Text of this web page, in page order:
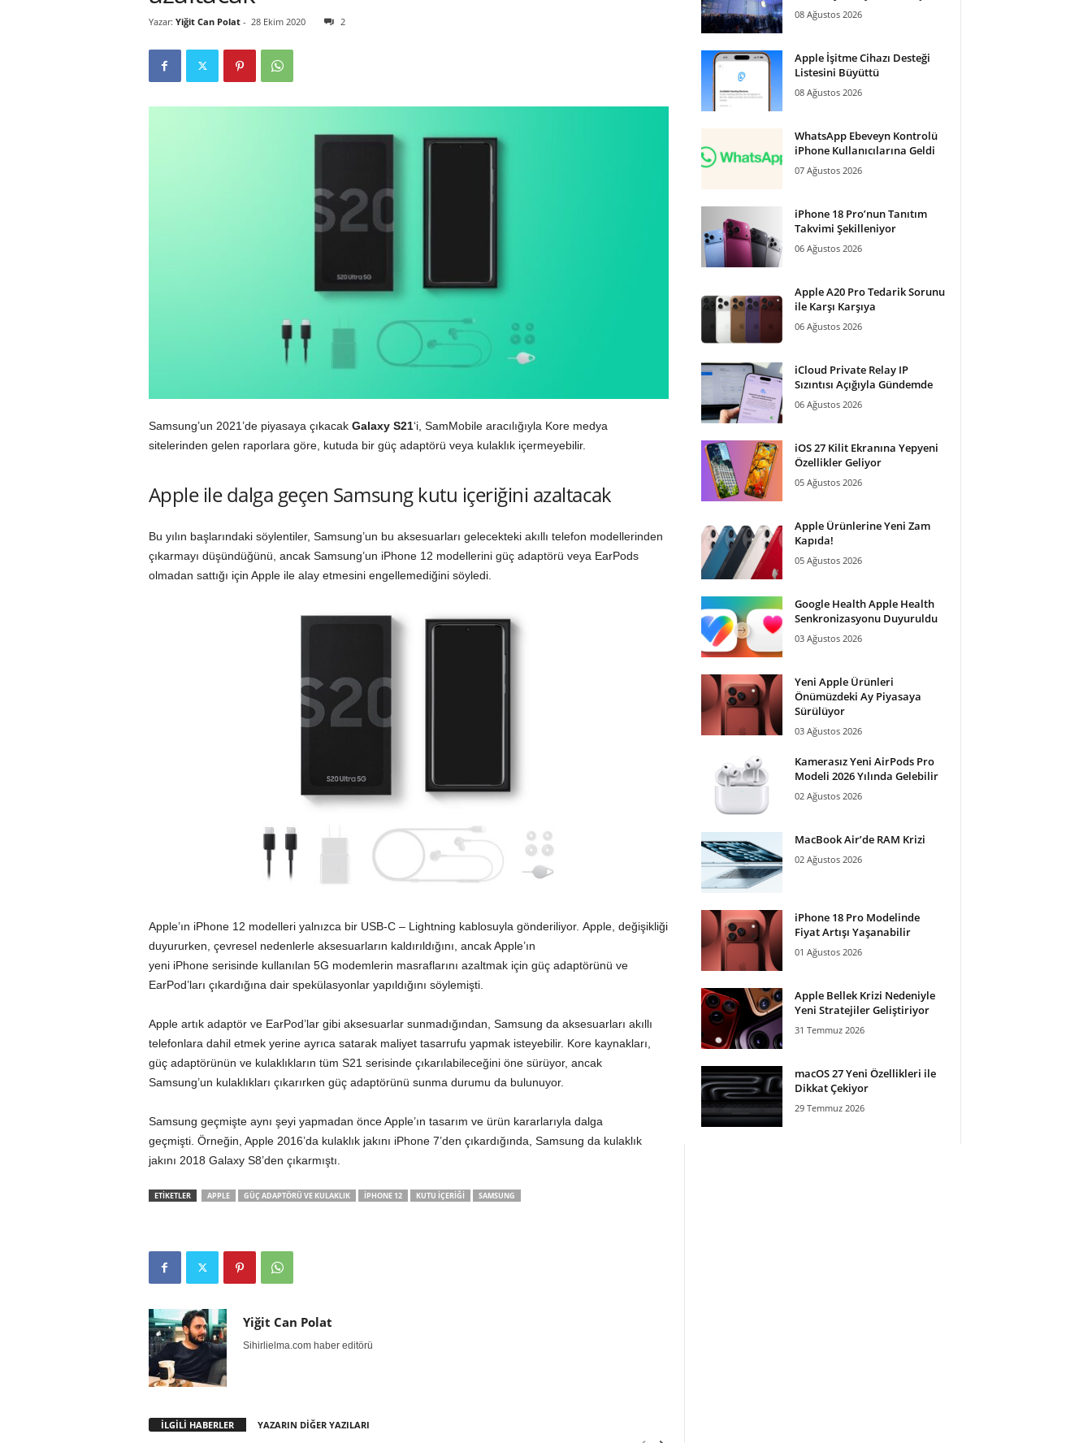
i
Yazar: Yiğit Can Polat- 28 Ekim 2020 2
Samsung’un 2021’de piyasaya çıkacak Galaxy S21‘i, SamMobile aracılığıyla Kore medya
sitelerinden gelen raporlara göre, kutuda bir güç adaptörü veya kulaklık içermeyebilir.
Apple ile dalga geçen Samsung kutu içeriğini azaltacak
Bu yılın başlarındaki söylentiler, Samsung’un bu aksesuarları gelecekteki akıllı telefon modellerinden
çıkarmayı düşündüğünü, ancak Samsung’un iPhone 12 modellerini güç adaptörü veya EarPods
olmadan sattığı için Apple ile alay etmesini engellemediğini söyledi.
Apple’ın ‌iPhone 12‌ modelleri yalnızca bir USB-C – Lightning kablosuyla gönderiliyor. Apple, değişikliği
duyururken, çevresel nedenlerle aksesuarların kaldırıldığını, ancak Apple’ın
yeni iPhoneserisinde kullanılan 5G modemlerin masraflarını azaltmak için güç adaptörünü ve
EarPod’ları çıkardığına dair spekülasyonlar yapıldığını söylemişti.
Apple artık adaptör ve EarPod’lar gibi aksesuarlar sunmadığından, Samsung da aksesuarları akıllı
telefonlara dahil etmek yerine ayrıca satarak maliyet tasarrufu yapmak isteyebilir. Kore kaynakları,
güç adaptörünün ve kulaklıkların tüm S21 serisinde çıkarılabileceğini öne sürüyor, ancak
Samsung’un kulaklıkları çıkarırken güç adaptörünü sunma durumu da bulunuyor.
Samsung geçmişte aynı şeyi yapmadan önce Apple’ın tasarım ve ürün kararlarıyla dalga
geçmişti. Örneğin, Apple 2016’da kulaklık jakını ‌iPhone 7’den çıkardığında, Samsung da kulaklık
jakını 2018 Galaxy S8’den çıkarmıştı.
ETİKETLER APPLE GÜÇ ADAPTÖRÜ VE KULAKLIK IPHONE 12 KUTU IÇERIĞI SAMSUNG
Yiğit Can Polat
Sihirlielma.com haber editörü
İLGİLİ HABERLER YAZARIN DİĞER YAZILARI
08 Ağustos 2026
Apple İşitme Cihazı Desteği
Listesini Büyüttü
08 Ağustos 2026
WhatsApp Ebeveyn Kontrolü
iPhone Kullanıcılarına Geldi
07 Ağustos 2026
iPhone 18 Pro’nun Tanıtım
Takvimi Şekilleniyor
06 Ağustos 2026
Apple A20 Pro Tedarik Sorunu
ile Karşı Karşıya
06 Ağustos 2026
iCloud Private Relay IP
Sızıntısı Açığıyla Gündemde
06 Ağustos 2026
iOS 27 Kilit Ekranına Yepyeni
Özellikler Geliyor
05 Ağustos 2026
Apple Ürünlerine Yeni Zam
Kapıda!
05 Ağustos 2026
Google Health Apple Health
Senkronizasyonu Duyuruldu
03 Ağustos 2026
Yeni Apple Ürünleri
Önümüzdeki Ay Piyasaya
Sürülüyor
03 Ağustos 2026
Kamerasız Yeni AirPods Pro
Modeli 2026 Yılında Gelebilir
02 Ağustos 2026
MacBook Air’de RAM Krizi
02 Ağustos 2026
iPhone 18 Pro Modelinde
Fiyat Artışı Yaşanabilir
01 Ağustos 2026
Apple Bellek Krizi Nedeniyle
Yeni Stratejiler Geliştiriyor
31 Temmuz 2026
macOS 27 Yeni Özellikleri ile
Dikkat Çekiyor
29 Temmuz 2026